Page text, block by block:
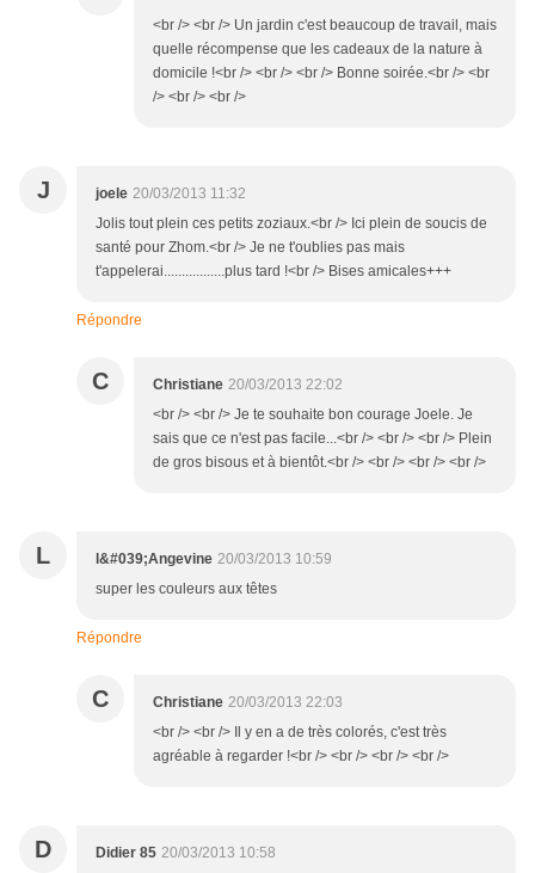
<br /> <br /> Un jardin c'est beaucoup de travail, mais
quelle récompense que les cadeaux de la nature à
domicile !<br /> <br /> <br /> Bonne soirée.<br /> <br
/> <br /> <br />
J joele 20/03/2013 11:32
Jolis tout plein ces petits zoziaux.<br /> Ici plein de soucis de
santé pour Zhom.<br /> Je ne t'oublies pas mais
t'appelerai.................plus tard !<br /> Bises amicales+++
Répondre
C Christiane 20/03/2013 22:02
<br /> <br /> Je te souhaite bon courage Joele. Je
sais que ce n'est pas facile...<br /> <br /> <br /> Plein
de gros bisous et à bientôt.<br /> <br /> <br /> <br />
L l&#039;Angevine 20/03/2013 10:59
super les couleurs aux têtes
Répondre
C Christiane 20/03/2013 22:03
<br /> <br /> Il y en a de très colorés, c'est très
agréable à regarder !<br /> <br /> <br /> <br />
D Didier 85 20/03/2013 10:58